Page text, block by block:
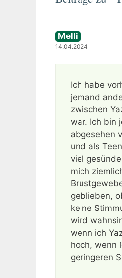
Melli
14.04.2024
Ich habe
jemand
zwischen
war. Ich bin
abgesehen
und als
viel
mich
geblieben,
keine
wird
wenn ich
hoch, wenn
geringeren